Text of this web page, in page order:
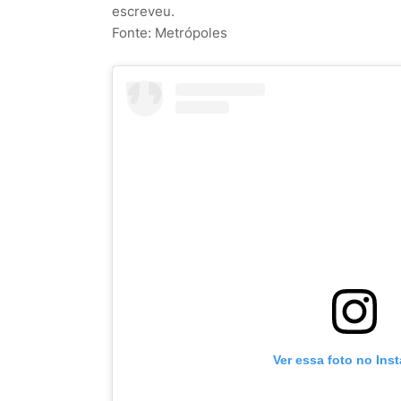
escreveu.
Fonte: Metrópoles
Ver essa foto no